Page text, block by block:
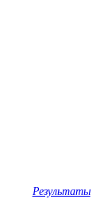
Результаты